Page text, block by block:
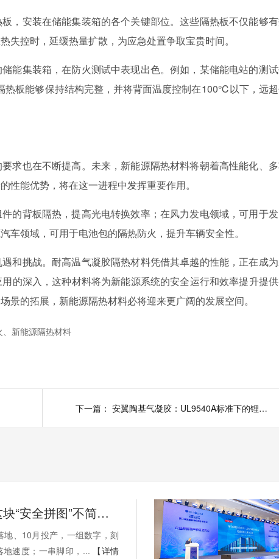
，安装在储能集装箱的各个关键部位。这些隔热板不仅能够
控时，延缓热量扩散，为应急处置争取宝贵时间。
能集装箱，在防火测试中表现出色。例如，某储能电站的测
板能够保持结构完整，并将背面温度控制在100℃以下，远
求也在不断提高。未来，新能源隔热材料将朝着高性能化、
性能优势，将在这一进程中发挥重要作用。
的背板隔热，提高光电转换效率；在风力发电领域，可用于
领域，可用于电池包的隔热防火，提升车辆安全性。
和挑战。耐高温气凝胶隔热材料凭借其卓越的性能，正在成
的深入，这种材料将为新能源系统的安全运行和效率提升提
景的拓展，新能源隔热材料必将迎来更广阔的发展空间。
新能源隔热材料
下一篇： 安翼陶基气凝胶：UL9540A标准下的锂电池隔热新选择
安翼陶基这块“安全拼图”不简单！ | 溪“新”对话⑫
地、10月投产，一组数字，刻
地速度；一串脚印，...
【详情